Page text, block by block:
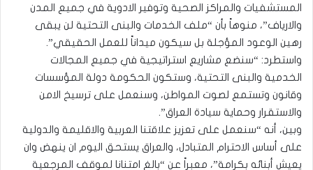
المستشفيات والمراكز الصحية وتوفير الادوية في جميع المدن
والارياف”، منوهاً بأن “ملف الخدمات والبنى التحتية لن يبقى
رهين الوعود المؤجلة بل سيكون ميداناً للعمل الحقيقي”.
واستطرد: “سنضع مشاريع استراتيجية في جميع المجالات
الخدمية والبنى التحتية، وستكون الحكومة دولة المؤسسات
وقانون وتستمع لصوت المواطن، وسنعمل على ترسيخ الامن
والاستقرار وحماية سيادة العراق”.
وبين، أنه “سنعمل على تعزيز علاقتنا العربية والاقليمة والدولية
على أساس الاحترام المتبادل، والعراق يستحق اليوم ان ينهض وان
يعيش أبنائه بكرامة”، معبراً عن “بالغ امتنانا لموقف المرجعية